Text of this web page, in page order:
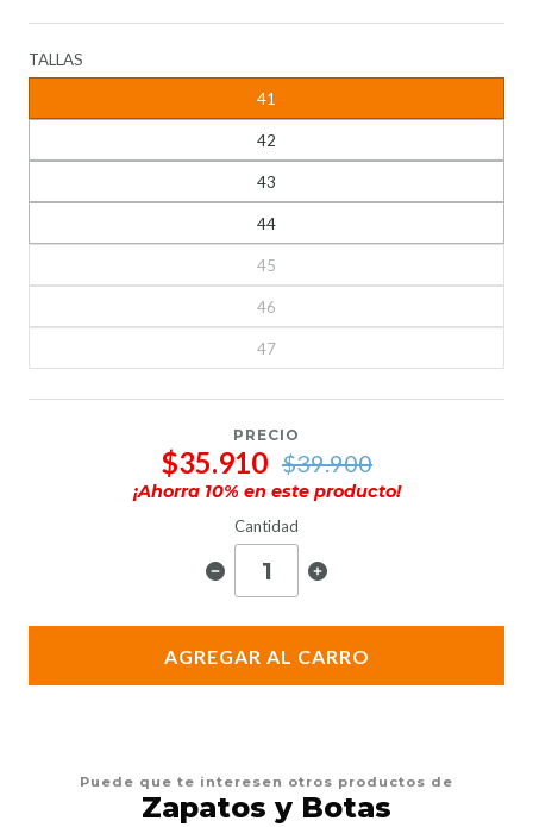
TALLAS
41
42
43
44
45
46
47
PRECIO
$35.910 $39.900
¡Ahorra 10% en este producto!
Cantidad
AGREGAR AL CARRO
Puede que te interesen otros productos de
Zapatos y Botas